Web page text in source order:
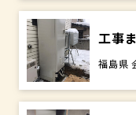
工事
福島県